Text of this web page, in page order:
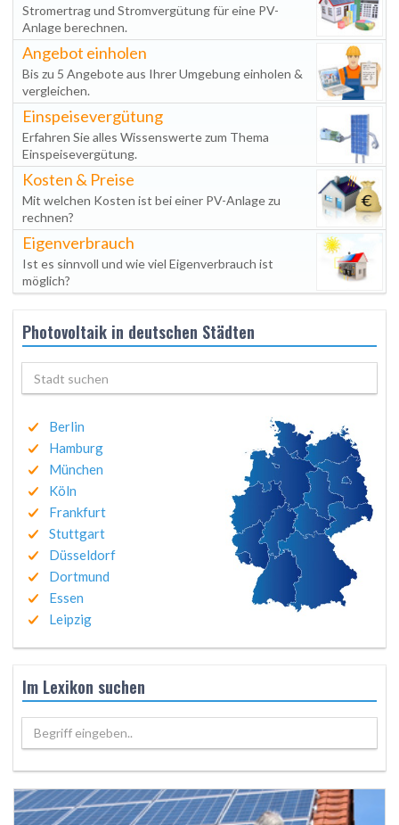
Stromertrag und Stromvergütung für eine PV-
Anlage berechnen.
Angebot einholen
Bis zu 5 Angebote aus Ihrer Umgebung einholen &
vergleichen.
Einspeisevergütung
Erfahren Sie alles Wissenswerte zum Thema
Einspeisevergütung.
Kosten & Preise
Mit welchen Kosten ist bei einer PV-Anlage zu
rechnen?
Eigenverbrauch
Ist es sinnvoll und wie viel Eigenverbrauch ist
möglich?
Photovoltaik in deutschen Städten
Berlin
Hamburg
München
Köln
Frankfurt
Stuttgart
Düsseldorf
Dortmund
Essen
Leipzig
Im Lexikon suchen
Begriff eingeben..